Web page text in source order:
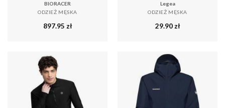
BIORACER
ODZIEŻ MĘSKA
897.95 zł
Legea
ODZIEŻ MĘSKA
29.90zł